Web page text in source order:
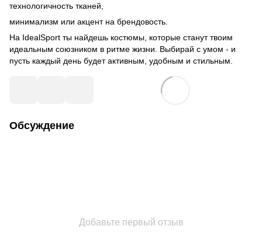
технологичность тканей,
минимализм или акцент на брендовость.
На IdealSport ты найдешь костюмы, которые станут твоим
идеальным союзником в ритме жизни. Выбирай с умом - и
пусть каждый день будет активным, удобным и стильным.
Обсуждение
Добавьте первый отзыв